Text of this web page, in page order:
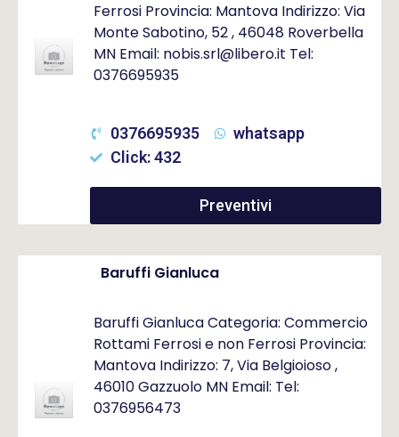
Ferrosi Provincia: Mantova Indirizzo: Via
Monte Sabotino, 52 , 46048 Roverbella
MN Email: nobis.srl@libero.it Tel:
0376695935
0376695935
whatsapp
Click: 432
Preventivi
Baruffi Gianluca
Baruffi Gianluca Categoria: Commercio
Rottami Ferrosi e non Ferrosi Provincia:
Mantova Indirizzo: 7, Via Belgioioso ,
46010 Gazzuolo MN Email: Tel:
0376956473